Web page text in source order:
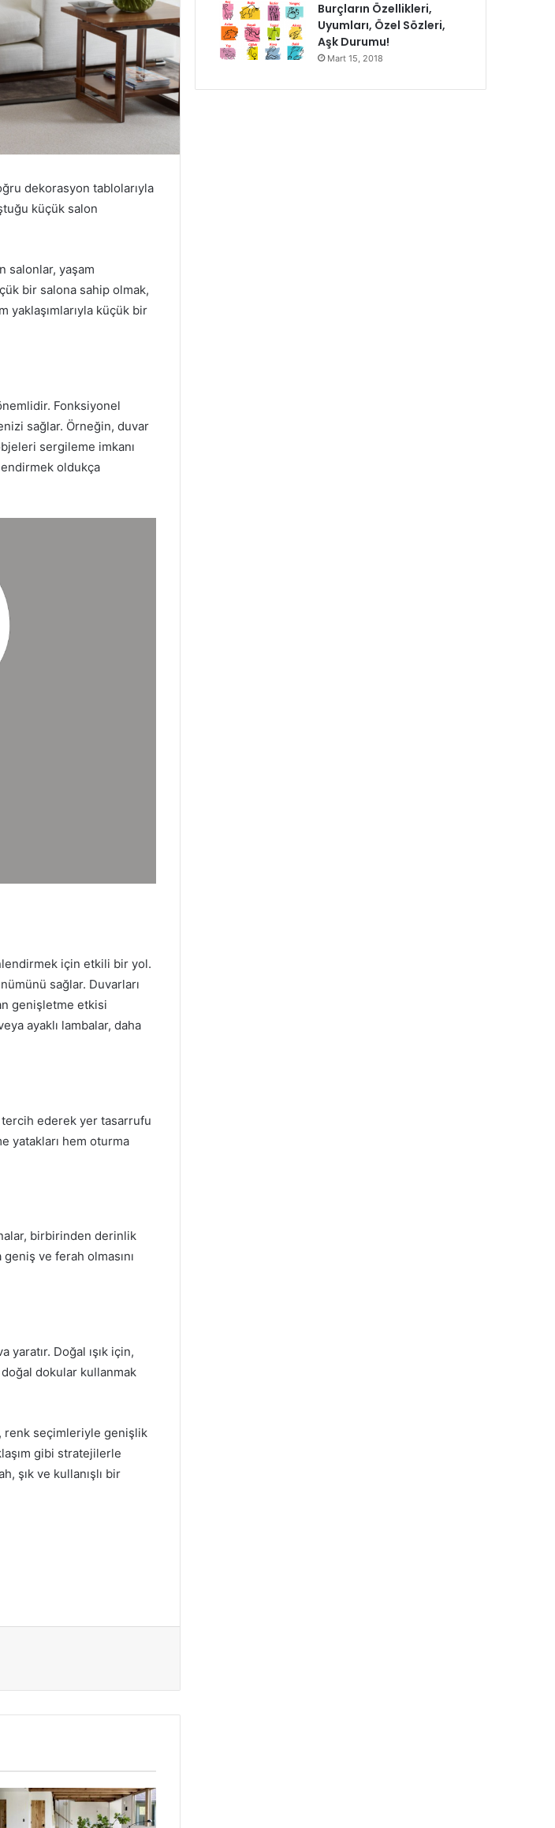
dekorasyon tablolarıyla
küçük salon
salonlar, yaşam
bir salona sahip olmak,
yaklaşımlarıyla küçük bir
Fonksiyonel
sağlar. Örneğin, duvar
sergileme imkanı
oldukça
için etkili bir yol.
sağlar. Duvarları
genişletme etkisi
ayaklı lambalar, daha
tercih ederek yer tasarrufu
yatakları hem oturma
birbirinden derinlik
geniş ve ferah olmasını
Doğal ışık için,
dokular kullanmak
renk seçimleriyle genişlik
gibi stratejilerle
şık ve kullanışlı bir
Burçların Özellikleri,
Uyumları, Özel Sözleri,
Aşk Durumu!
Mart 15, 2018